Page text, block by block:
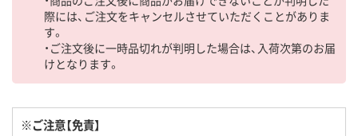
際には、ご注文をキャンセルさせていただくことがありま
す。
・ご注文後に一時品切れが判明した場合は、入荷次第のお届
けとなります。
※ご注意【免責】